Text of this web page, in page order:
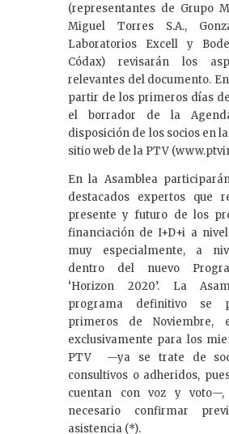
(representantes de Grupo
Miguel Torres S.A.,
Laboratorios Excell y
Códax) revisarán los
relevantes del documento.
partir de los primeros días
el borrador de la
disposición de los socios en
sitio web de la PTV
En la Asamblea
destacados expertos que
presente y futuro de los
financiación de I+D+i a
muy especialmente, a
dentro del nuevo
‘Horizon 2020’. La
programa definitivo se
primeros de Noviembre,
exclusivamente para los
PTV —ya se trate de
consultivos o adheridos,
cuentan con voz y
necesario confirmar
asistencia (*).